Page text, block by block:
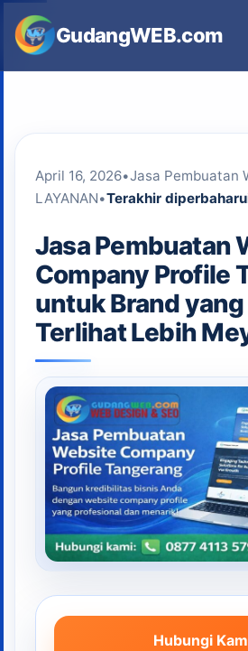
content
GudangWEB.com
April 16, 2026•Jasa Pembuatan
LAYANAN•Terakhir
Jasa Pembuatan
Company Profile
untuk Brand
Terlihat Lebih
Hubungi